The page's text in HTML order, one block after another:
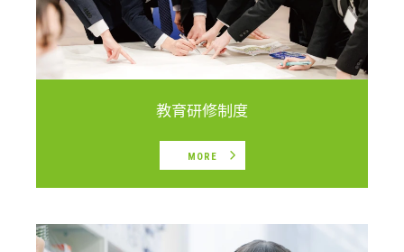
教育研修制度
MORE